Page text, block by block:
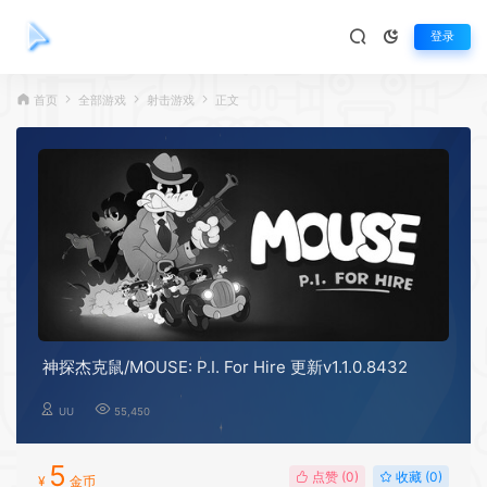
登录
首页 全部游戏 射击游戏 正文
神探杰克鼠/MOUSE: P.I. For Hire 更新v1.1.0.8432
UU 55,450
¥ 5 金币 点赞 (0) 收藏 (0)